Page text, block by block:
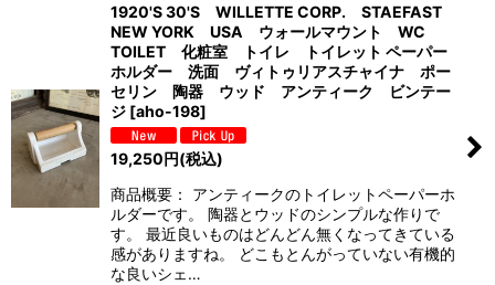
1920'S 30'S WILLETTE CORP. STAEFAST
NEW YORK USA ウォールマウント WC
TOILET 化粧室 トイレ トイレット ペーパー
ホルダー 洗面 ヴィトゥリアスチャイナ ポー
セリン 陶器 ウッド アンティーク ビンテー
ジ [aho-198]
19,250円(税込)
商品概要： アンティークのトイレットペーパーホ
ルダーです。 陶器とウッドのシンプルな作りで
す。 最近良いものはどんどん無くなってきている
感がありますね。 どこもとんがっていない有機的
な良いシェ…